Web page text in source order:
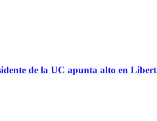
de la UC apunta alto en